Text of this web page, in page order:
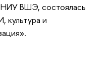
ВШЭ, состоялась
культура и